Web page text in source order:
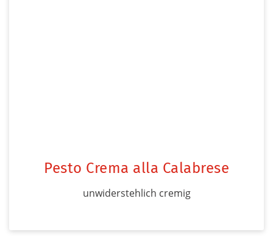
Pesto Crema alla Calabrese
unwiderstehlich cremig